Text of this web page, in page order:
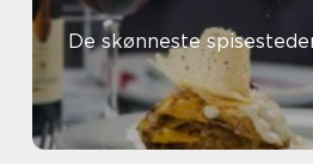
De skønneste